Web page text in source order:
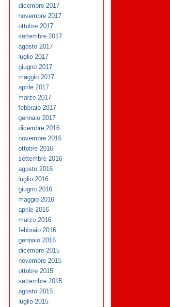
dicembre 2017
novembre 2017
ottobre 2017
settembre 2017
agosto 2017
luglio 2017
giugno 2017
maggio 2017
aprile 2017
marzo 2017
febbraio 2017
gennaio 2017
dicembre 2016
novembre 2016
ottobre 2016
settembre 2016
agosto 2016
luglio 2016
giugno 2016
maggio 2016
aprile 2016
marzo 2016
febbraio 2016
gennaio 2016
dicembre 2015
novembre 2015
ottobre 2015
settembre 2015
agosto 2015
luglio 2015